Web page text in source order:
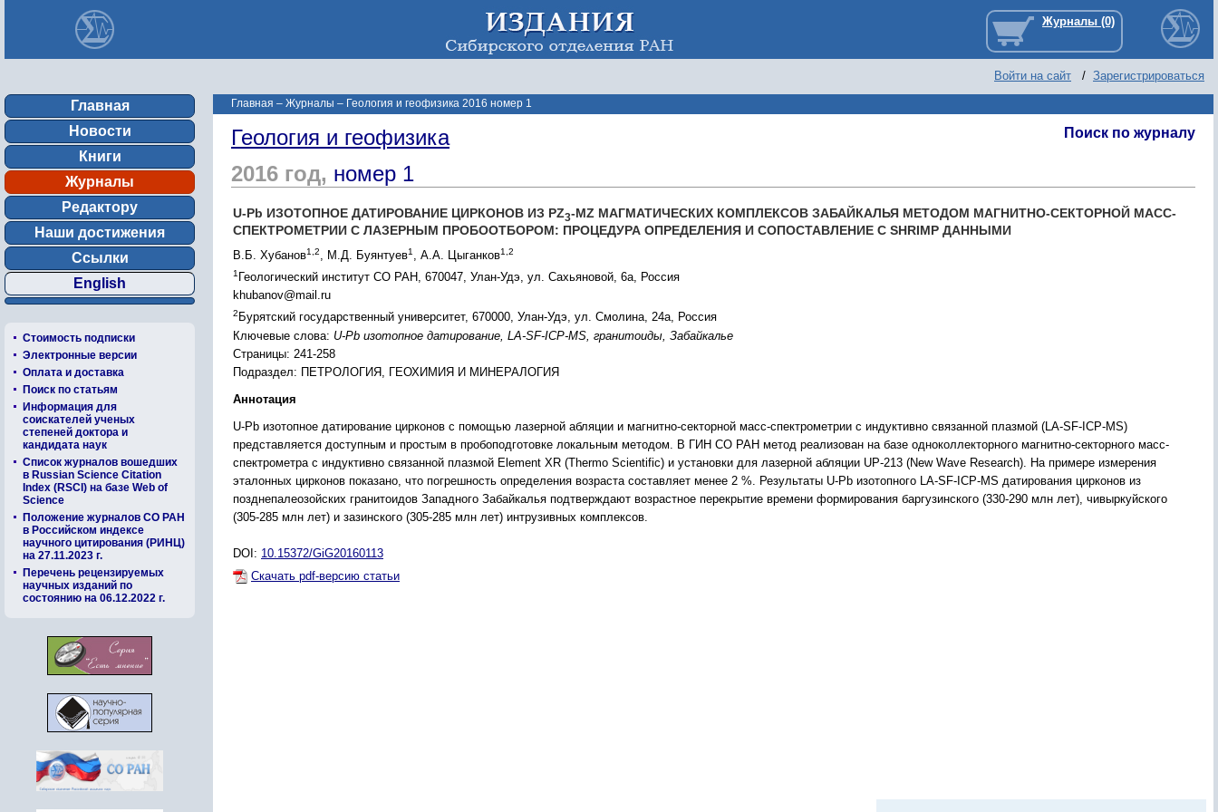
Войти на сайт / Зарегистрироваться
Главная
Новости
Книги
Журналы
Редактору
Наши достижения
Ссылки
English
Стоимость подписки
Электронные версии
Оплата и доставка
Поиск по статьям
Информация для
соискателей ученых
степеней доктора и
кандидата наук
Список журналов вошедших
в Russian Science Citation
Index (RSCI) на базе Web of
Science
Положение журналов СО РАН
в Российском индексе
научного цитирования (РИНЦ)
на 27.11.2023 г.
Перечень рецензируемых
научных изданий по
состоянию на 06.12.2022 г.
Главная – Журналы – Геология и геофизика 2016 номер 1
Поиск по журналу
Геология и геофизика
2016 год, номер 1
U-Pb ИЗОТОПНОЕ ДАТИРОВАНИЕ ЦИРКОНОВ ИЗ PZ3-MZ МАГМАТИЧЕСКИХ КОМПЛЕКСОВ ЗАБАЙКАЛЬЯ МЕТОДОМ МАГНИТНО-СЕКТОРНОЙ МАСС-
СПЕКТРОМЕТРИИ С ЛАЗЕРНЫМ ПРОБООТБОРОМ: ПРОЦЕДУРА ОПРЕДЕЛЕНИЯ И СОПОСТАВЛЕНИЕ С SHRIMP ДАННЫМИ
В.Б. Хубанов1,2, М.Д. Буянтуев1 , А.А. Цыганков1,2
1 Геологический институт СО РАН, 670047, Улан-Удэ, ул. Сахьяновой, 6а, Россия
khubanov@mail.ru
2 Бурятский государственный университет, 670000, Улан-Удэ, ул. Смолина, 24а, Россия
Ключевые слова: U-Pb изотопное датирование, LA-SF-ICP-MS, гранитоиды, Забайкалье
Страницы: 241-258
Подраздел: ПЕТРОЛОГИЯ, ГЕОХИМИЯ И МИНЕРАЛОГИЯ
Аннотация
U-Pb изотопное датирование цирконов с помощью лазерной абляции и магнитно-секторной масс-спектрометрии с индуктивно связанной плазмой (LA-SF-ICP-MS)
представляется доступным и простым в пробоподготовке локальным методом. В ГИН СО РАН метод реализован на базе одноколлекторного магнитно-секторного масс-
спектрометра с индуктивно связанной плазмой Element XR (Thermo Scientific) и установки для лазерной абляции UP-213 (New Wave Research). На примере измерения
эталонных цирконов показано, что погрешность определения возраста составляет менее 2 %. Результаты U-Pb изотопного LA-SF-ICP-MS датирования цирконов из
позднепалеозойских гранитоидов Западного Забайкалья подтверждают возрастное перекрытие времени формирования баргузинского (330-290 млн лет), чивыркуйского
(305-285 млн лет) и зазинского (305-285 млн лет) интрузивных комплексов.
DOI: 10.15372/GiG20160113
Скачать pdf-версию статьи